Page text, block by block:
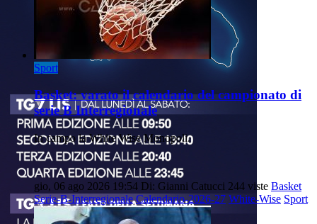
Sport
Basket: varato il calendario del campionato di
serie B Interregionale
In campo la White Wise Monopoli.
gio, 06 ago 2026 19:54 Di: Gianni Catucci 244 viste Basket
Serie-B-Interregionale Calendario-2026-27 White-Wise Sport